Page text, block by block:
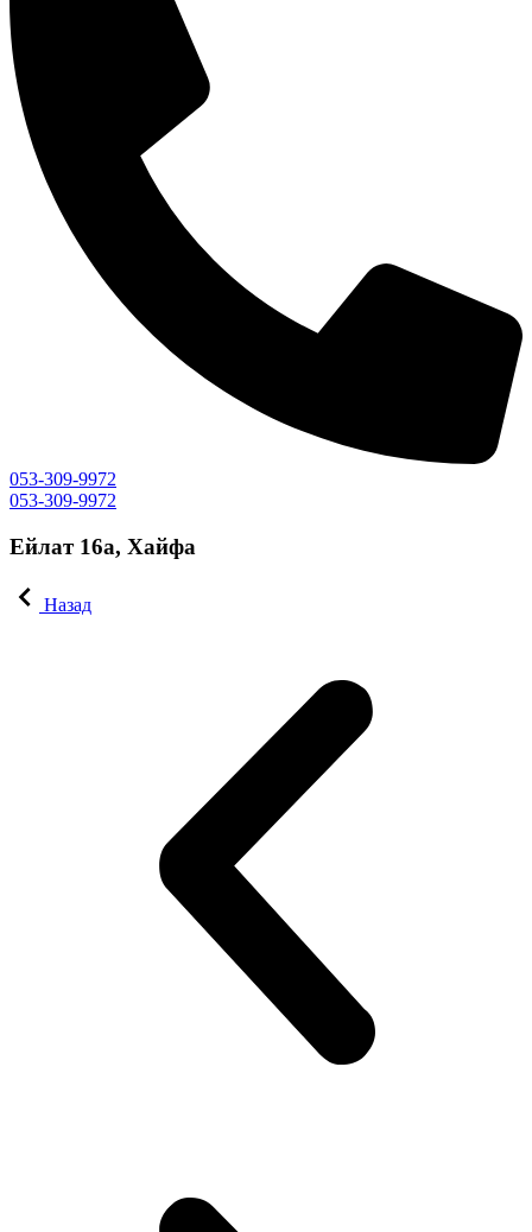
053-309-9972
053-309-9972
Ейлат 16а, Хайфа
Назад